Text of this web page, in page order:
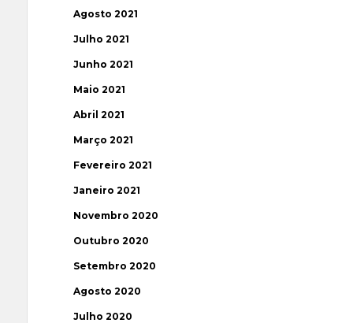
Agosto 2021
Julho 2021
Junho 2021
Maio 2021
Abril 2021
Março 2021
Fevereiro 2021
Janeiro 2021
Novembro 2020
Outubro 2020
Setembro 2020
Agosto 2020
Julho 2020